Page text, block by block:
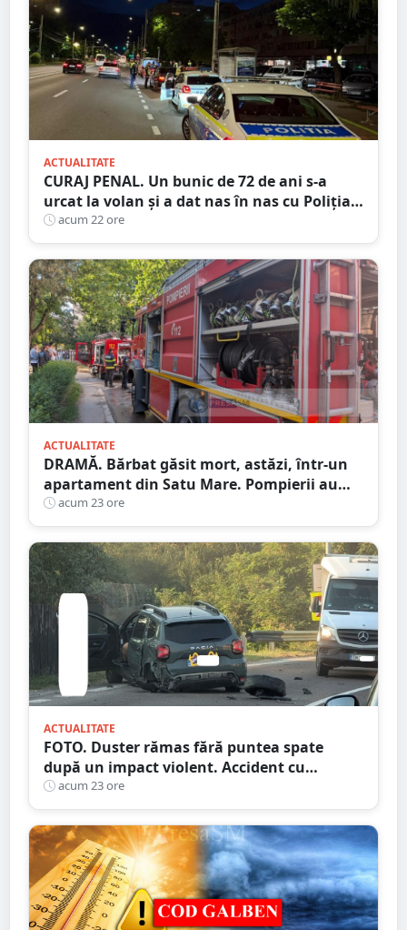
ACTUALITATE
CURAJ PENAL. Un bunic de 72 de ani s-a
urcat la volan și a dat nas în nas cu Poliția
Satu Mare
acum 22 ore
ACTUALITATE
DRAMĂ. Bărbat găsit mort, astăzi, într-un
apartament din Satu Mare. Pompierii au
spart ușa
acum 23 ore
ACTUALITATE
FOTO. Duster rămas fără puntea spate
după un impact violent. Accident cu
implicarea unei mașini din Satu Mare
acum 23 ore